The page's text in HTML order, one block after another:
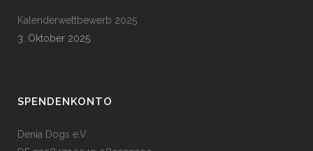
Kalenderwettbewerb 2025
3. Oktober 2025
SPENDENKONTO
Denia Dogs e.V.